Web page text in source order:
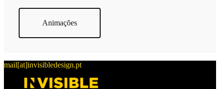
Animações
mail[at]invisibledesign.pt